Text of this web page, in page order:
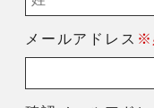
メールアドレス ※